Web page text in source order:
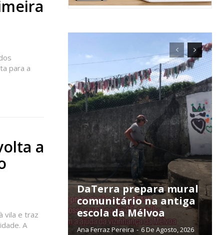
para a
a
vila e traz
A
DaTerra prepara mural
comunitário na antiga
escola da Mélvoa
Ana Ferraz Pereira - 6 De Agosto, 2026